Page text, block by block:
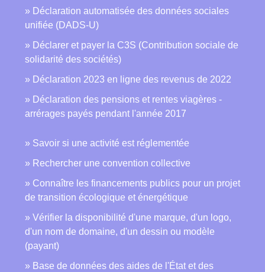
Déclaration automatisée des données sociales
unifiée (DADS-U)
Déclarer et payer la C3S (Contribution sociale de
solidarité des sociétés)
Déclaration 2023 en ligne des revenus de 2022
Déclaration des pensions et rentes viagères -
arrérages payés pendant l'année 2017
Savoir si une activité est réglementée
Rechercher une convention collective
Connaître les financements publics pour un projet
de transition écologique et énergétique
Vérifier la disponibilité d'une marque, d'un logo,
d'un nom de domaine, d'un dessin ou modèle
(payant)
Base de données des aides de l'État et des